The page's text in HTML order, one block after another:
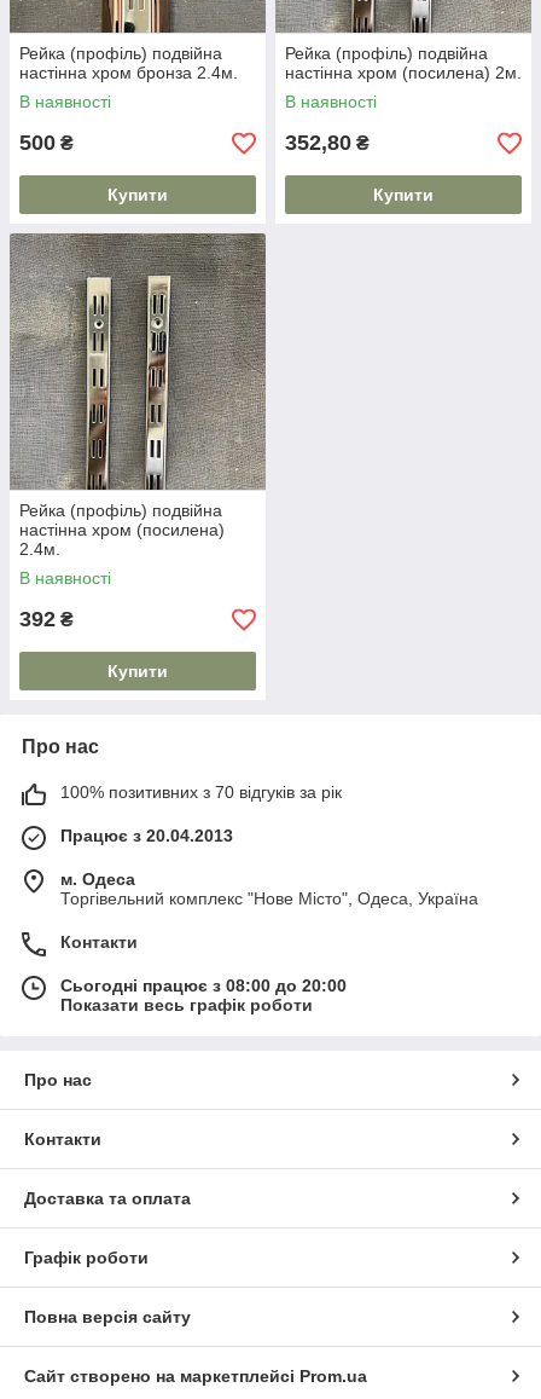
Рейка (профіль) подвійна
настінна хром бронза 2.4м.
В наявності
500 ₴
Купити
Рейка (профіль) подвійна
настінна хром (посилена) 2м.
В наявності
352,80 ₴
Купити
Рейка (профіль) подвійна
настінна хром (посилена)
2.4м.
В наявності
392 ₴
Купити
Про нас
100% позитивних з 70 відгуків за рік
Працює з 20.04.2013
м. Одеса
Торгівельний комплекс "Нове Місто", Одеса, Україна
Контакти
Сьогодні працює з 08:00 до 20:00
Показати весь графік роботи
Про нас
Контакти
Доставка та оплата
Графік роботи
Повна версія сайту
Сайт створено на маркетплейсі Prom.ua